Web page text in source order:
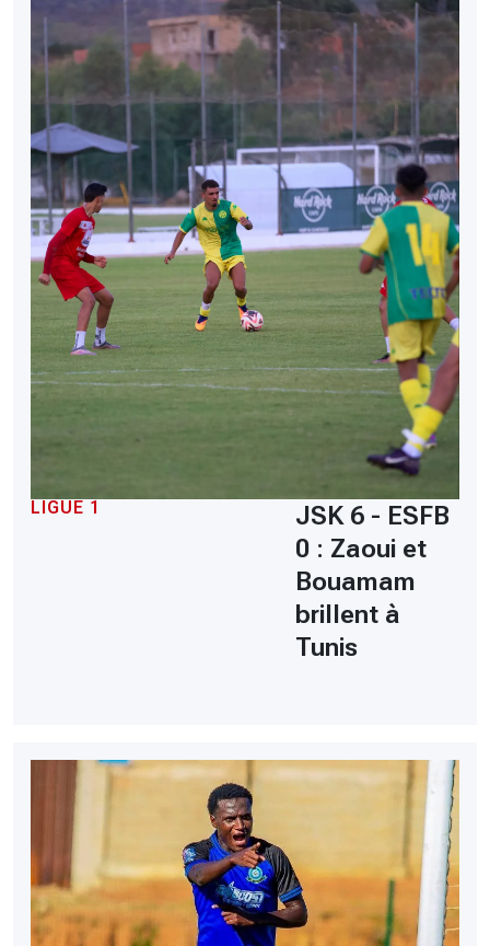
LIGUE 1
JSK 6 - ESFB
0 : Zaoui et
Bouamam
brillent à
Tunis